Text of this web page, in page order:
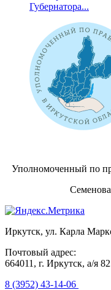
Губернатора...
Уполномоченный по
Иркутск, ул. Карла
Почтовый адрес:
664011, г. Иркутск, а/я
8 (3952) 43-14-06